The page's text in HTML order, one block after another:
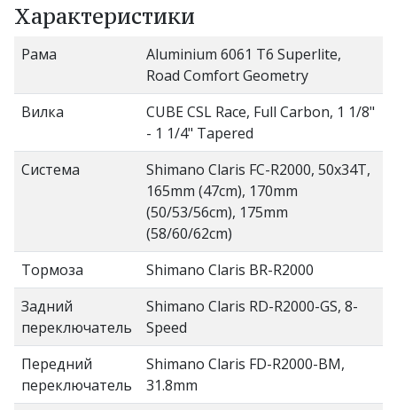
Характеристики
Рама
Aluminium 6061 T6 Superlite,
Road Comfort Geometry
Вилка
CUBE CSL Race, Full Carbon, 1 1/8"
- 1 1/4" Tapered
Система
Shimano Claris FC-R2000, 50x34T,
165mm (47cm), 170mm
(50/53/56cm), 175mm
(58/60/62cm)
Тормоза
Shimano Claris BR-R2000
Задний
переключатель
Shimano Claris RD-R2000-GS, 8-
Speed
Передний
переключатель
Shimano Claris FD-R2000-BM,
31.8mm